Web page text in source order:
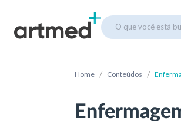
O que você está
Home / Conteúdos /